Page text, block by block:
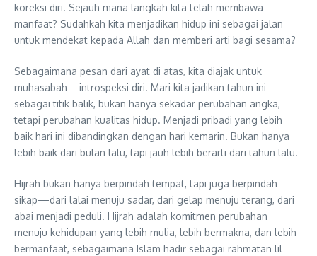
koreksi diri. Sejauh mana langkah kita telah membawa
manfaat? Sudahkah kita menjadikan hidup ini sebagai jalan
untuk mendekat kepada Allah dan memberi arti bagi sesama?
Sebagaimana pesan dari ayat di atas, kita diajak untuk
muhasabah—introspeksi diri. Mari kita jadikan tahun ini
sebagai titik balik, bukan hanya sekadar perubahan angka,
tetapi perubahan kualitas hidup. Menjadi pribadi yang lebih
baik hari ini dibandingkan dengan hari kemarin. Bukan hanya
lebih baik dari bulan lalu, tapi jauh lebih berarti dari tahun lalu.
Hijrah bukan hanya berpindah tempat, tapi juga berpindah
sikap—dari lalai menuju sadar, dari gelap menuju terang, dari
abai menjadi peduli. Hijrah adalah komitmen perubahan
menuju kehidupan yang lebih mulia, lebih bermakna, dan lebih
bermanfaat, sebagaimana Islam hadir sebagai rahmatan lil